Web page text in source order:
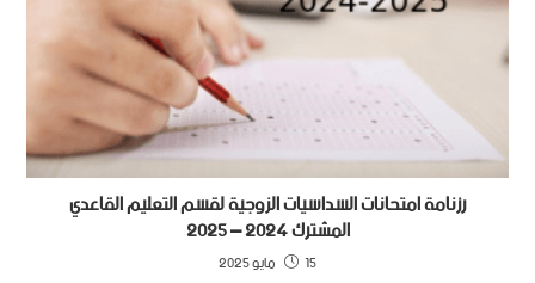
رزنامة امتحانات السداسيات الزوجية لقسم التعليم القاعدي
المشترك 2024 – 2025
15 مايو 2025